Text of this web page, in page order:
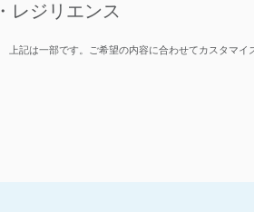
​・レジリエンス
上記は一部です。ご希望の内容に合わせてカスタマイ